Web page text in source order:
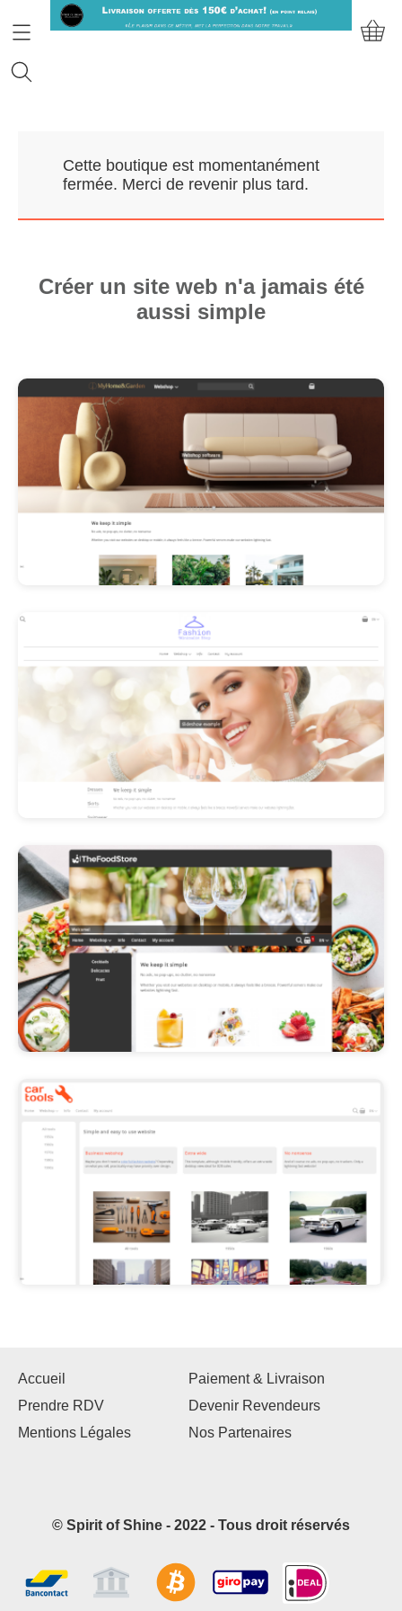
Prendre RDV
Nos Marques
Contact
E-Boutique
Les Promos!
Polishangel Belgium
Cette boutique est momentanément
fermée. Merci de revenir plus tard.
Créer un site web n'a jamais été
aussi simple
Accueil
Paiement & Livraison
Prendre RDV
Devenir Revendeurs
Mentions Légales
Nos Partenaires
© Spirit of Shine - 2022 - Tous droit réservés